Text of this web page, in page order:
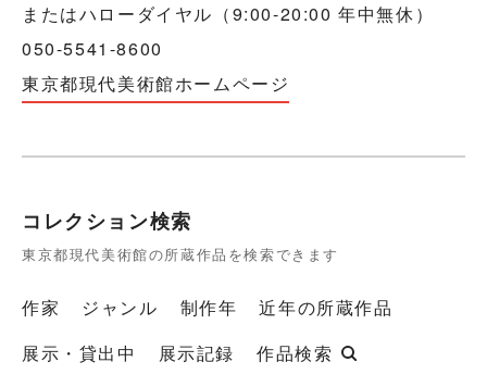
またはハローダイヤル（9:00-20:00 年中無休）
050-5541-8600
東京都現代美術館ホームページ
コレクション検索
東京都現代美術館の所蔵作品を検索できます
作家 ジャンル 制作年
近年の所蔵作品
展示・貸出中
展示記録 作品検索